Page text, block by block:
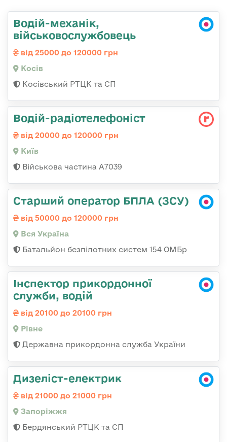
Водій-механік,
військовослужбовець
від 25000 до 120000 грн
Косів
Косівський РТЦК та СП
Водій-радіотелефоніст
від 20000 до 120000 грн
Київ
Військова частина А7039
Старший оператор БПЛА (ЗСУ)
від 50000 до 120000 грн
Вся Україна
Батальйон безпілотних систем 154 ОМБр
Інспектор прикордонної
служби, водій
від 20100 до 20100 грн
Рівне
Державна прикордонна служба України
Дизеліст-електрик
від 21000 до 21000 грн
Запоріжжя
Бердянський РТЦК та СП